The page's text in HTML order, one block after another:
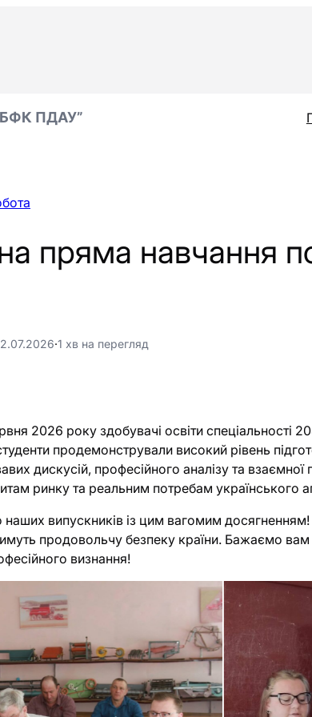
ПДАУ”
пряма навчання
·1 хв на перегляд
2026 року здобувачі освіти спеціальності
продемонстрували високий рівень
дискусій, професійного аналізу та
ринку та реальним потребам українського
випускників із цим вагомим
продовольчу безпеку країни. Бажаємо вам
визнання!